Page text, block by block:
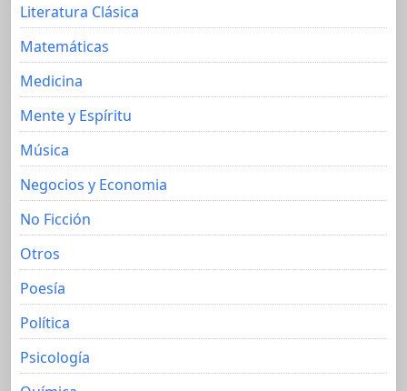
Literatura Clásica
Matemáticas
Medicina
Mente y Espíritu
Música
Negocios y Economia
No Ficción
Otros
Poesía
Política
Psicología